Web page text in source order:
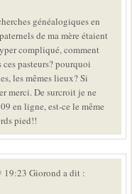
généalogiques en
de ma mère étaient
compliqué, comment
pasteurs? pourquoi
les mêmes lieux? Si
merci. De surcroit je ne
en ligne, est-ce le même
pied!!
19:23 Giorond a dit :